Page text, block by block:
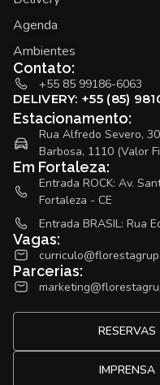
Agenda
Ambientes
Contato:
+55 85 99186-6063
DELIVERY: +55 (85)
Estacionamento:
Rua Alfredo Severo,
Barbosa, 1110 (Valor
Em Fortaleza:
Entrada ROCK: Av.
Fortaleza - CE
Entrada BRASIL: Rua
Vagas:
Parcerias:
RESERVAS
IMPRENSA